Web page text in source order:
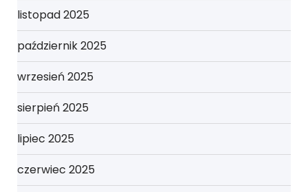
listopad 2025
październik 2025
wrzesień 2025
sierpień 2025
lipiec 2025
czerwiec 2025